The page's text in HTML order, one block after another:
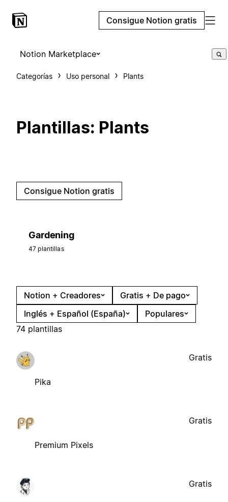
Consigue Notion gratis
Notion Marketplace
Categorías Uso personal Plants
Plantillas: Plants
Consigue Notion gratis
Gardening
47 plantillas
Notion + Creadores
Gratis + De pago
Inglés + Español (España)
Populares
74 plantillas
Pika
Gratis
Premium Pixels
Gratis
Gratis